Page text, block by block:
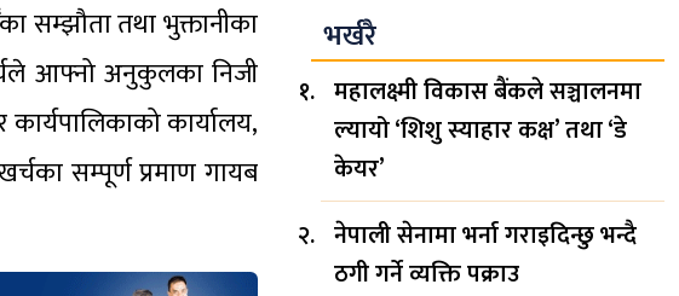
सम्झौता तथा भुक्तानीका
आफ्नो अनुकुलका निजी
कार्यालय,
सम्पूर्ण प्रमाण गायब
भर्खरै
महालक्ष्मी विकास बैंकले सञ्चालनमा
ल्यायो ‘शिशु स्याहार कक्ष’ तथा ‘डे
केयर’
नेपाली सेनामा भर्ना गराइदिन्छु भन्दै
ठगी गर्ने व्यक्ति पक्राउ